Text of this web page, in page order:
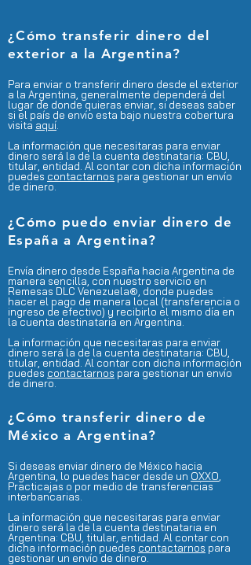
¿Cómo transferir dinero del
exterior a la Argentina?
Para enviar o transferir dinero desde el exterior
a la Argentina, generalmente dependerá del
lugar de dondequieras enviar, si deseas saber
si el país de envío esta bajo nuestra cobertura
visita aquí
La información que necesitaras para enviar
dinero será la de la cuenta destinataria: CBU,
titular, entidad. Al contar con dicha información
puedes contactarnos para gestionar un envío
de dinero.
¿Cómo puedo enviar dinero de
España a Argentina?
Envía dinero desde España hacia Argentina de
manera sencilla, con nuestro servicio en
Remesas DLC Venezuela®, donde puedes
hacer el pago de manera local (transferencia o
ingreso de efectivo) y recibirlo el mismo día en
la cuenta destinataria en Argentina.
La información que necesitaras para enviar
dinero será la de la cuenta destinataria: CBU,
titular, entidad. Al contar con dicha información
puedes contactarnos para gestionar un envío
de dinero.
¿Cómo transferir dinero de
México a Argentina?
Si deseas enviar dinero de México hacia
Argentina, lo puedes hacer desde un OXXO
Practicajas o por medio de transferencias
interbancarias.
La información que necesitaras para enviar
dinero será la de la cuenta destinataria en
Argentina: CBU, titular, entidad. Al contar con
dicha información puedes contactarnos para
gestionar un envío de dinero.